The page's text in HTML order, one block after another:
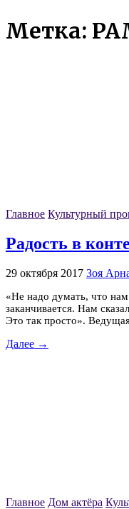
Метка:
Главное Культурный
Радость в
29 октября 2017 Зоя
«Не надо думать, что нам
заканчивается. Нам
Это так просто».
Далее →
Главное Дом актёра